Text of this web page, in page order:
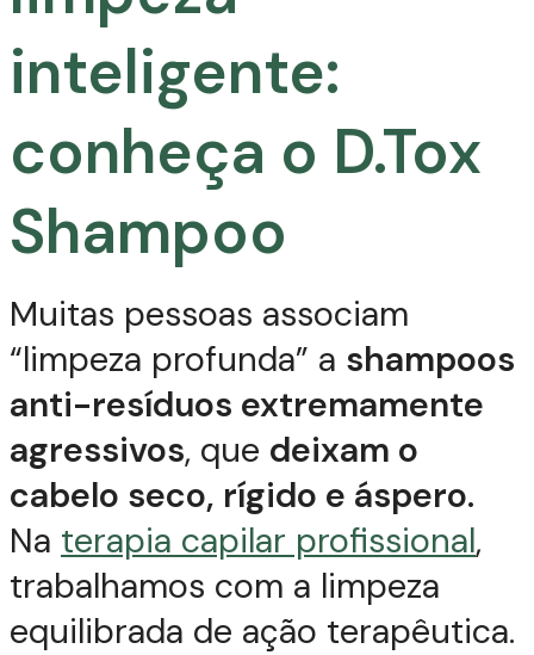
inteligente:
conheça o D.Tox
Shampoo
Muitas pessoas associam
“limpeza profunda” a shampoos
anti-resíduos extremamente
agressivos, que deixam o
cabelo seco, rígido e áspero.
Na terapia capilar profissional,
trabalhamos com a limpeza
equilibrada de ação terapêutica.